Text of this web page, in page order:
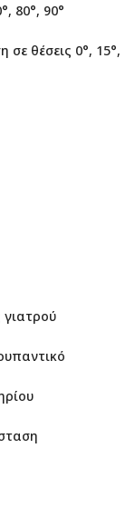
80°, 90°
σε θέσεις 0°, 15°,